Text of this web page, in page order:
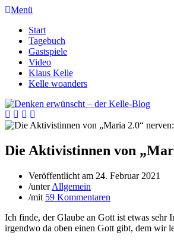
Menü
Start
Tagebuch
Gastspiele
Video
Klaus Kelle
Kelle woanders
Die Aktivistinnen von
Veröffentlicht am 24. Februar 2021
/unterAllgemein
/mit 59 Kommentaren
Ich finde, der Glaube an Gott ist etwas sehr
irgendwo da oben einen Gott gibt, dem wir